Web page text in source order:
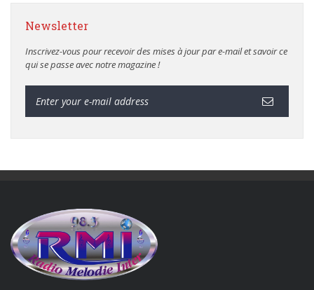
Newsletter
Inscrivez-vous pour recevoir des mises à jour par e-mail et savoir ce
qui se passe avec notre magazine !